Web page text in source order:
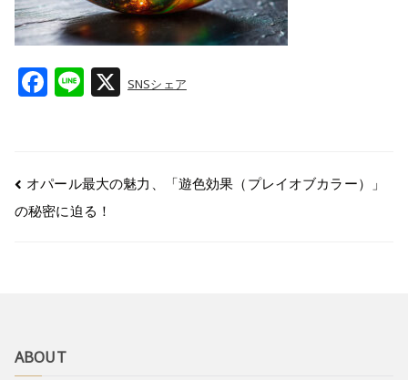
F
e
b
o
Li X
SNSシェア
オパール最大の魅力、「遊色効果（プレイオブカラー）」
の秘密に迫る！
ABOUT